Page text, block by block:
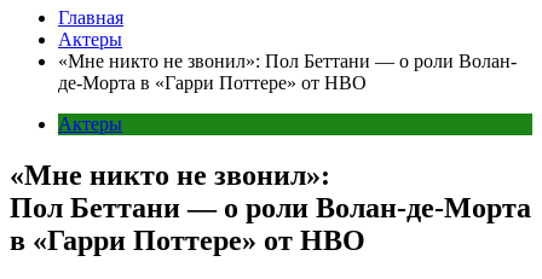
Главная
Актеры
«Мне никто не звонил»: Пол Беттани — о роли Волан-
де-Морта в «Гарри Поттере» от HBO
Актеры
«Мне никто не звонил»:
Пол Беттани — о роли Волан-де-Морта
в «Гарри Поттере» от HBO